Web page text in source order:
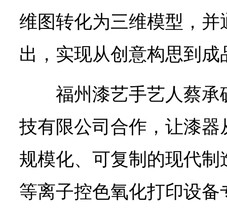
维图转化为三维模型，
出，实现从创意构思到
福州漆艺手艺人蔡
技有限公司合作，让漆
规模化、可复制的现代
等离子控色氧化打印设